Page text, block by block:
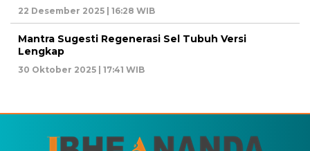
22 Desember 2025 | 16:28 WIB
Mantra Sugesti Regenerasi Sel Tubuh Versi
Lengkap
30 Oktober 2025 | 17:41 WIB